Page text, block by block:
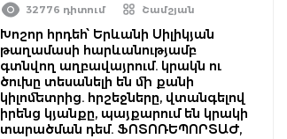
32776 դիտում Շամշյան
Խոշոր հրդեհ՝ Երևանի Սիլիկյան
թաղամասի հարևանությամբ
գտնվող աղբավայրում. կրակն ու
ծուխը տեսանելի են մի քանի
կիլոմետրից. հրշեջները, վտանգելով
իրենց կյանքը, պայքարում են կրակի
տարածման դեմ. ՖՈՏՈՌԵՊՈՐՏԱԺ,